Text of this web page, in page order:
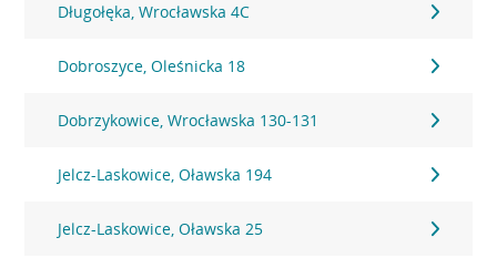
Długołęka, Wrocławska 4C
Dobroszyce, Oleśnicka 18
Dobrzykowice, Wrocławska 130-131
Jelcz-Laskowice, Oławska 194
Jelcz-Laskowice, Oławska 25